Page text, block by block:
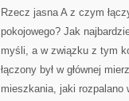
Rzecz jasna A z czym
pokojowego? Jak
myśli, a w związku z tym
łączony był w głównej
mieszkania, jaki rozpalano